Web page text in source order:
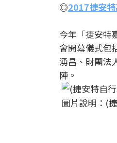
◎2017捷安
今年「捷安特
會開幕儀式包
湧昌、財團法
陣。
圖片說明：(